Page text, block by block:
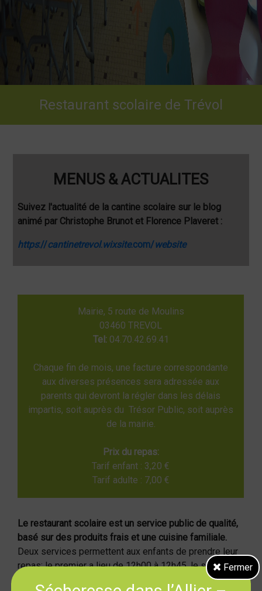
Restaurant scolaire de Trévol
MENUS & ACTUALITES
Suivez l'actualité de la cantine scolaire sur le blog
animé par Christophe Brunot et Florence Plaveret :
https://cantinetrevol.wixsite.com/website
Mairie, 5 route de Moulins
03460 TREVOL
Tel:04.70.42.69.41
Chaque fin de mois, une facture correspondante
aux diverses présences sera adressée aux
parents qui devront la régler dans les délais
impartis, soit auprès du Trésor Public, soit auprès
de la mairie.
Prix du repas:
Tarif enfant : 3,20 €
Tarif adulte : 7,00 €
Le restaurant scolaire est un service public de qualité,
basé sur des produits frais et une cuisine familiale.
Deux services permettent aux enfants de prendre leur
repas; le premier a lieu de 12h00 à 12h45, le second de
Fermer